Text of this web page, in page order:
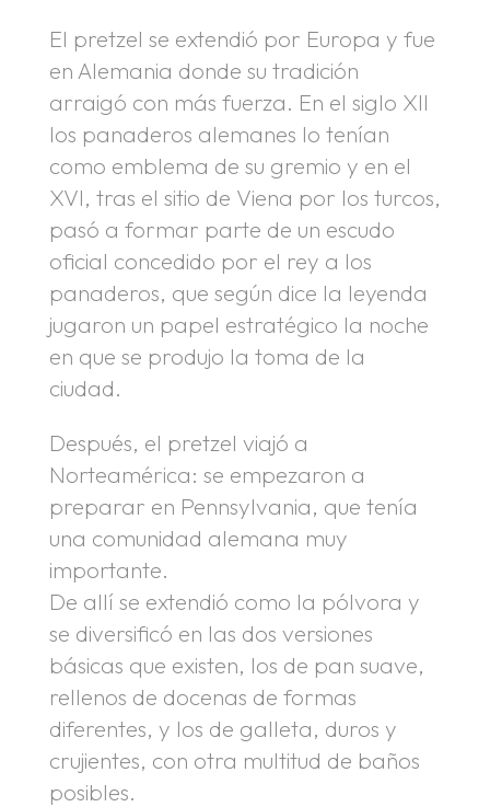
El pretzel se extendió por Europa y fue
en Alemania donde su tradición
arraigó con más fuerza. En el siglo XII
los panaderos alemanes lo tenían
como emblema de su gremio y en el
XVI, tras el sitio de Viena por los turcos,
pasó a formar parte de un escudo
oficial concedido por el rey a los
panaderos, que según dice la leyenda
jugaron un papel estratégico la noche
en que se produjo la toma de la
ciudad.
Después, el pretzel viajó a
Norteamérica: se empezaron a
preparar en Pennsylvania, que tenía
una comunidad alemana muy
importante.
De allí se extendió como la pólvora y
se diversificó en las dos versiones
básicas que existen, los de pan suave,
rellenos de docenas de formas
diferentes, y los de galleta, duros y
crujientes, con otra multitud de baños
posibles.